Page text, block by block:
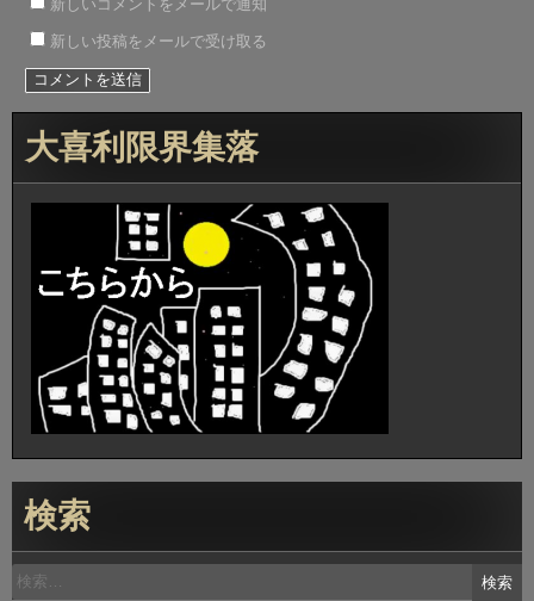
新しいコメントをメールで通知
新しい投稿をメールで受け取る
大喜利限界集落
検索
検
索: